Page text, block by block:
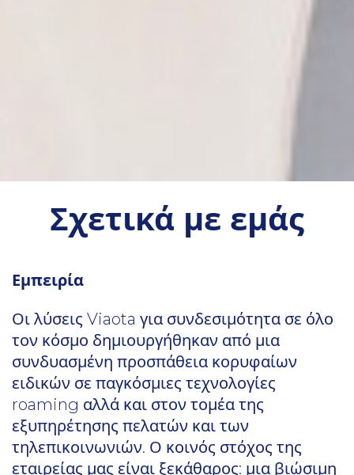
Σχετικά με εμάς
Εμπειρία
Οι λύσεις Viaota για συνδεσιμότητα σε όλο
τον κόσμο δημιουργήθηκαν από μια
συνδυασμένη προσπάθεια κορυφαίων
ειδικών σε παγκόσμιες τεχνολογίες
roaming αλλά και στον τομέα της
εξυπηρέτησης πελατών και των
τηλεπικοινωνιών. Ο κοινός στόχος της
εταιρείας μας είναι ξεκάθαρος: μια βιώσιμη